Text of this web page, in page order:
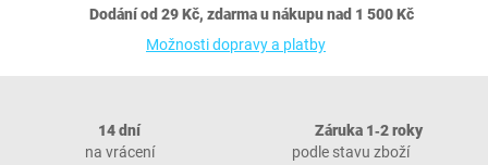
Dodání od 29 Kč, zdarma u nákupu nad 1 500 Kč
Možnosti dopravy a platby
14 dní
na vrácení
Záruka 1‐2 roky
podle stavu zboží